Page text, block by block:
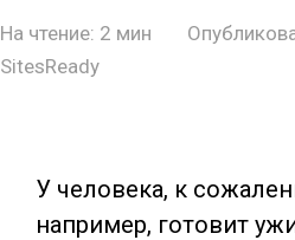
На чтение: 2 мин
SitesReady
У человека, к
например, готовит